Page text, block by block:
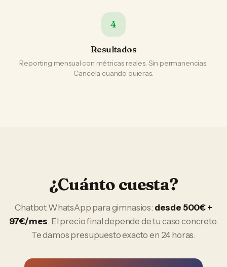
4
Resultados
Reporting mensual con métricas reales. Sin permanencias.
Cancela cuando quieras.
¿Cuánto cuesta?
Chatbot WhatsApp paragimnasios: desde 500€ +
97€/mes. El precio final depende de tu caso concreto.
Te damos presupuesto exacto en 24 horas.